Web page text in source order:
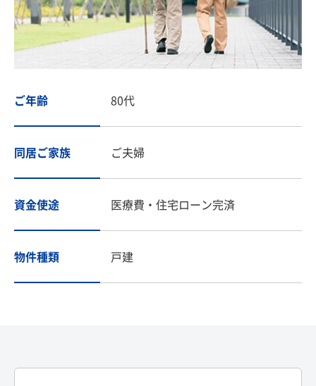
ご年齢 80代
同居ご家族 ご夫婦
資金使途 医療費・住宅ローン完済
物件種類 戸建